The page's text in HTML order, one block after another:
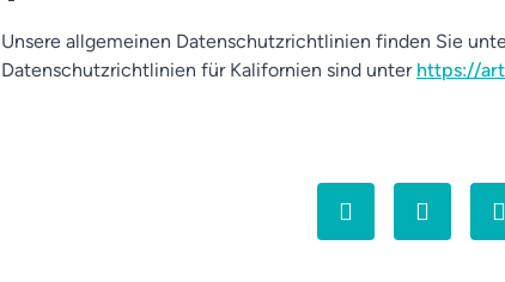
Unsere allgemeinen Datenschutzrichtlinien finden Sie
Datenschutzrichtlinien für Kalifornien sind unter https://